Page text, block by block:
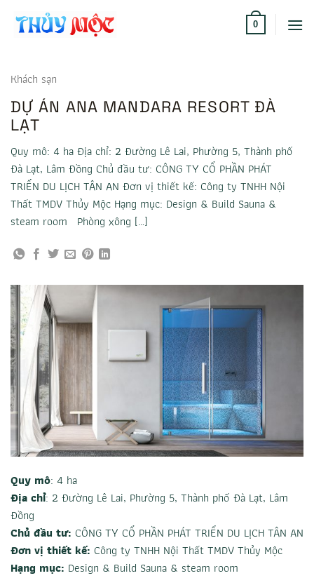
0
Khách sạn
DỰ ÁN ANA MANDARA RESORT ĐÀ
LẠT
Quy mô: 4 ha Địa chỉ: 2 Đường Lê Lai, Phường 5, Thành phố
Đà Lạt, Lâm Đồng Chủ đầu tư: CÔNG TY CỔ PHẦN PHÁT
TRIỂN DU LỊCH TÂN AN Đơn vị thiết kế: Công ty TNHH Nội
Thất TMDV Thủy Mộc Hạng mục: Design & Build Sauna &
steam room Phòng xông […]
Quy mô: 4 ha
Địa chỉ: 2 Đường Lê Lai, Phường 5, Thành phố Đà Lạt, Lâm
Đồng
Chủ đầu tư: CÔNG TY CỔ PHẦN PHÁT TRIỂN DU LỊCH TÂN AN
Đơn vị thiết kế: Công ty TNHH Nội Thất TMDV Thủy Mộc
Hạng mục: Design & Build Sauna & steam room